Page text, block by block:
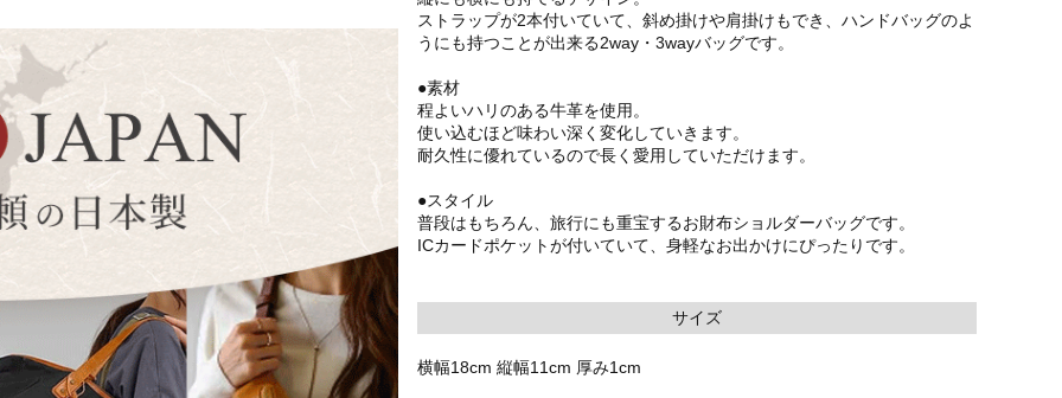
ストラップが2本付いていて、斜め掛けや肩掛けもでき、ハンドバッグのよ
うにも持つことが出来る2way・3wayバッグです。
●素材
程よいハリのある牛革を使用。
使い込むほど味わい深く変化していきます。
耐久性に優れているので長く愛用していただけます。
●スタイル
普段はもちろん、旅行にも重宝するお財布ショルダーバッグです。
ICカードポケットが付いていて、身軽なお出かけにぴったりです。
サイズ
横幅18cm 縦幅11cm 厚み1cm